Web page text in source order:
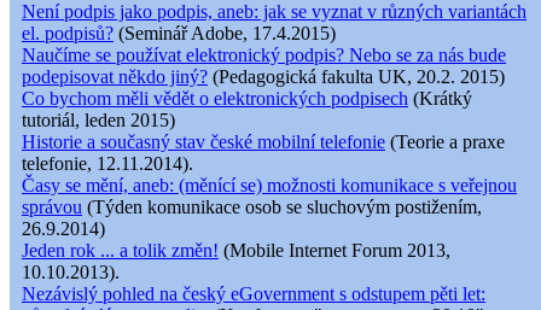
Není podpis jako podpis, aneb: jak se vyznat v různých variantách
el. podpisů? (Seminář Adobe, 17.4.2015)
Naučíme se používat elektronický podpis? Nebo se za nás bude
podepisovat někdo jiný? (Pedagogická fakulta UK, 20.2. 2015)
Co bychom měli vědět o elektronických podpisech (Krátký
tutoriál, leden 2015)
Historie a současný stav české mobilní telefonie (Teorie a praxe
telefonie, 12.11.2014).
Časy se mění, aneb: (měnící se) možnosti komunikace s veřejnou
správou (Týden komunikace osob se sluchovým postižením,
26.9.2014)
Jeden rok ... a tolik změn! (Mobile Internet Forum 2013,
10.10.2013).
Nezávislý pohled na český eGovernment s odstupem pěti let: